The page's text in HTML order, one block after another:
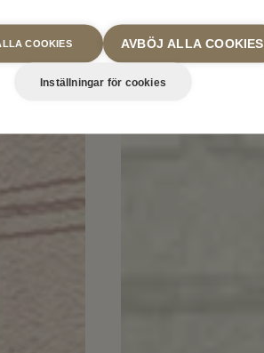
COOKIES AVBÖJ ALLA COOKIES
Inställningar för cookies